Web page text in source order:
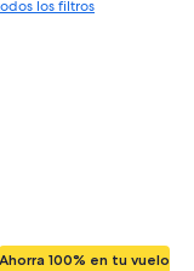
los filtros
Ahorra 100% en tu vuelo